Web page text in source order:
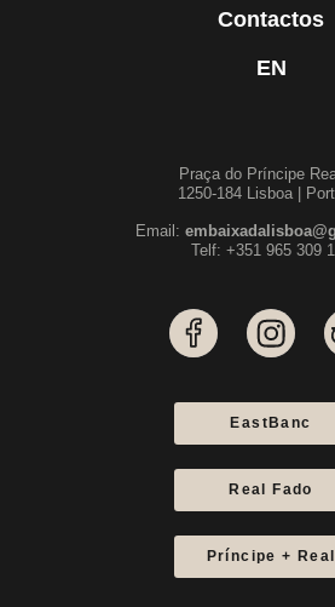
Contactos
EN
Praça do Príncipe
1250-184 Lisboa |
Email:
Telf: +351 965 309
EastBanc
Real Fado
Príncipe + Real